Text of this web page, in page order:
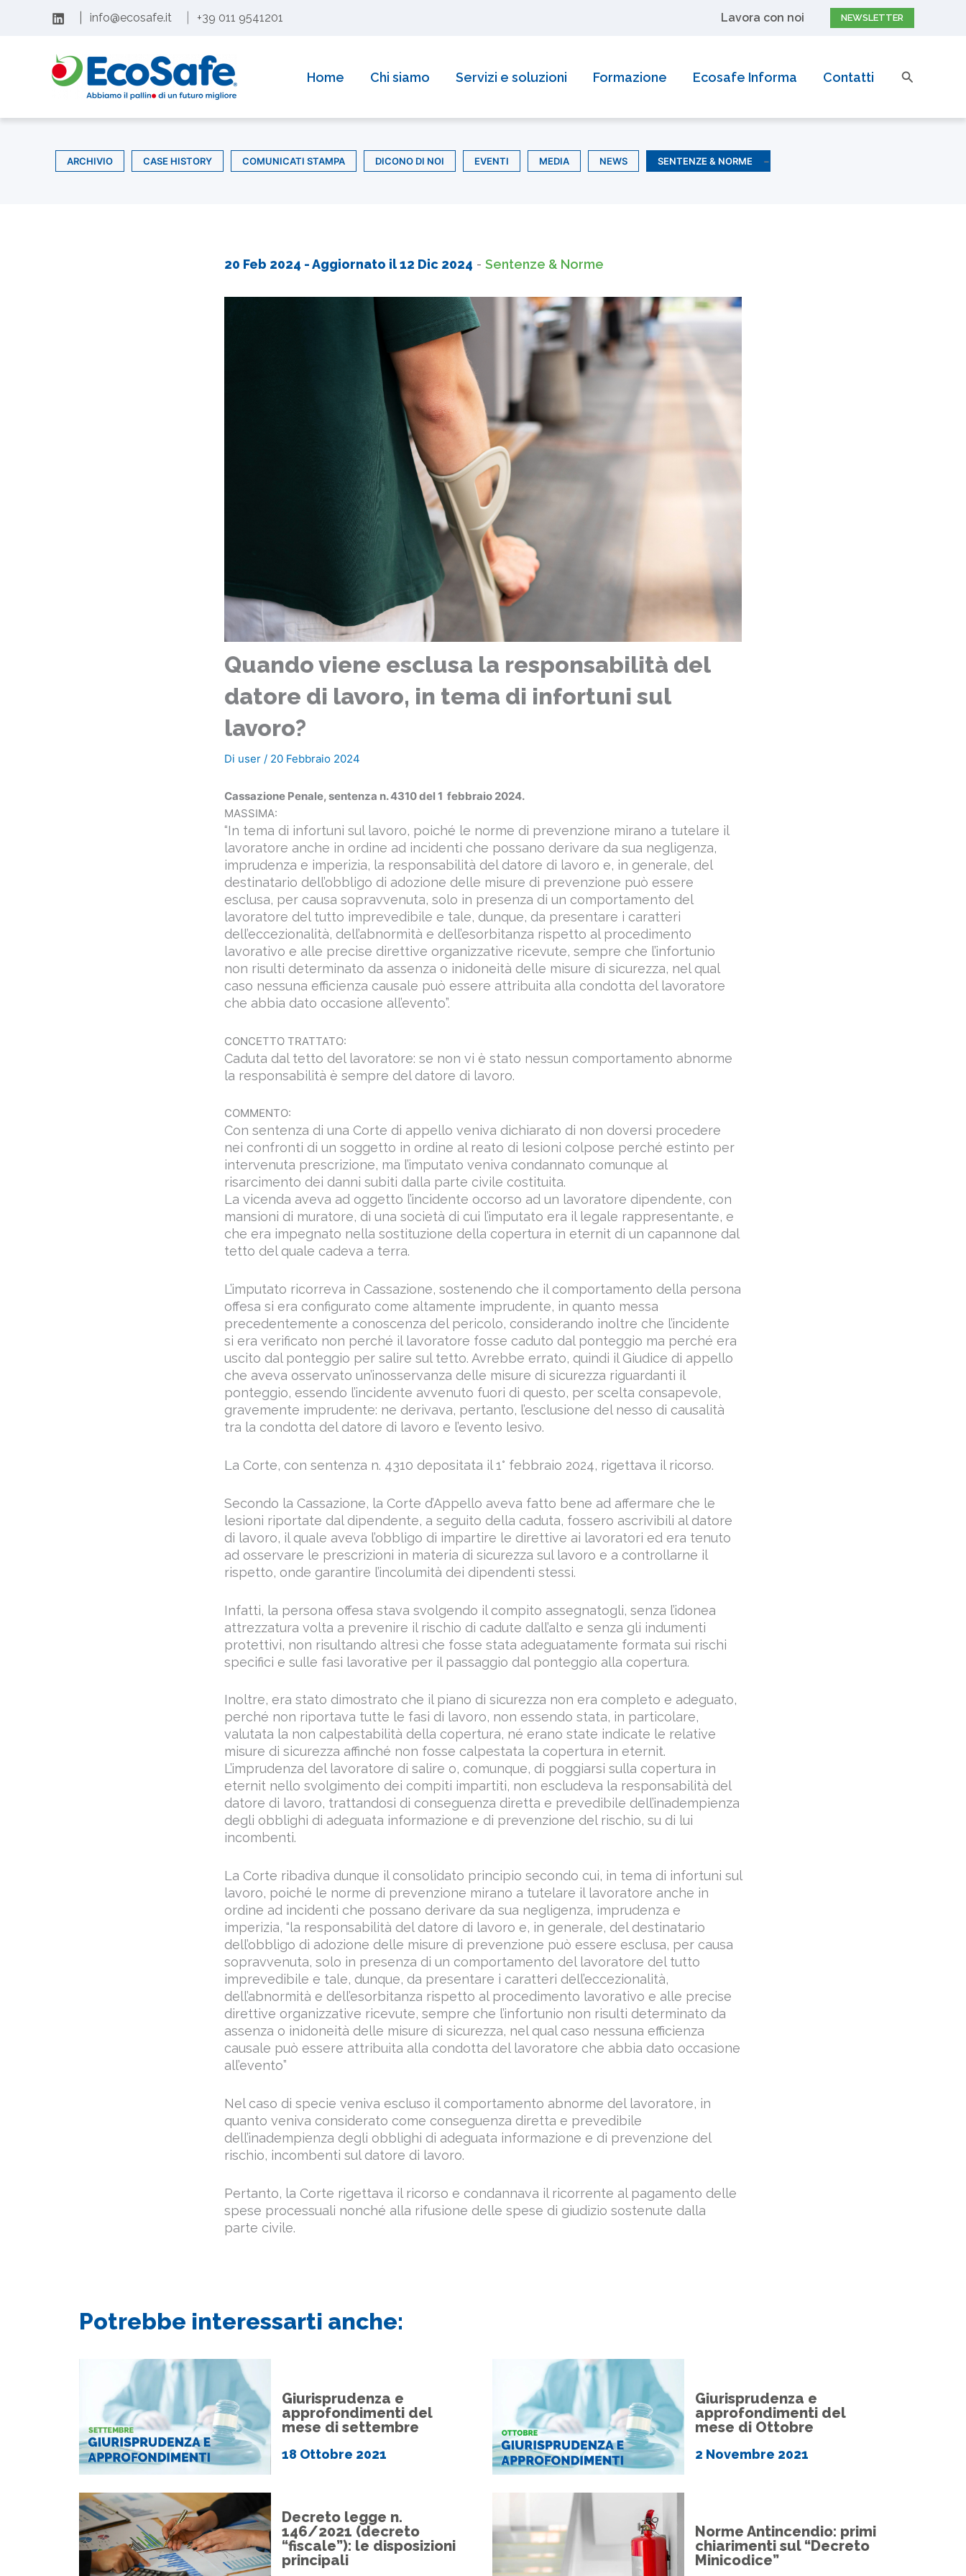
info@ecosafe.it +39 011 9541201 Lavora con noi NEWSLETTER
Home Chi siamo Servizi e soluzioni Formazione Ecosafe Informa Contatti Cerca
ARCHIVIO CASE HISTORY COMUNICATI STAMPA DICONO DI NOI EVENTI MEDIA NEWS SENTENZE & NORME
20 Feb 2024 - Aggiornato il12 Dic 2024 - Sentenze & Norme
Quando viene esclusa la responsabilità del
datore di lavoro, in tema di infortuni sul
lavoro?
Di user / 20 Febbraio 2024
Cassazione Penale, sentenza n. 4310 del 1 febbraio 2024.
MASSIMA:
“In tema di infortuni sul lavoro, poiché le norme di prevenzione mirano a tutelare il
lavoratore anche in ordine ad incidenti che possano derivare da sua negligenza,
imprudenza e imperizia, la responsabilità del datore di lavoro e, in generale, del
destinatario dell’obbligo di adozione delle misure di prevenzione può essere
esclusa, per causa sopravvenuta, solo in presenza di un comportamento del
lavoratore del tutto imprevedibile e tale, dunque, da presentare i caratteri
dell’eccezionalità, dell’abnormità e dell’esorbitanza rispetto al procedimento
lavorativo e alle precise direttive organizzative ricevute, sempre che l’infortunio
non risulti determinato da assenza o inidoneità delle misure di sicurezza, nel qual
caso nessuna efficienza causale può essere attribuita alla condotta del lavoratore
che abbia dato occasione all’evento”.
CONCETTO TRATTATO:
Caduta dal tetto del lavoratore: se non vi è stato nessun comportamento abnorme
la responsabilità è sempre del datore di lavoro.
COMMENTO:
Con sentenza di una Corte di appello veniva dichiarato di non doversi procedere
nei confronti di un soggetto in ordine al reato di lesioni colpose perché estinto per
intervenuta prescrizione, ma l’imputato veniva condannato comunque al
risarcimento dei danni subiti dalla parte civile costituita.
La vicenda aveva ad oggetto l’incidente occorso ad un lavoratore dipendente, con
mansioni di muratore, di una società di cui l’imputato era il legale rappresentante, e
che era impegnato nella sostituzione della copertura in eternit di un capannone dal
tetto del quale cadeva a terra.
L’imputato ricorreva in Cassazione, sostenendo che il comportamento della persona
offesa si era configurato come altamente imprudente, in quanto messa
precedentemente a conoscenza del pericolo, considerando inoltre che l’incidente
si era verificato non perché il lavoratore fosse caduto dal ponteggio ma perché era
uscito dal ponteggio per salire sul tetto. Avrebbe errato, quindi il Giudice di appello
che aveva osservato un’inosservanza delle misure di sicurezza riguardanti il
ponteggio, essendo l’incidente avvenuto fuori di questo, per scelta consapevole,
gravemente imprudente: ne derivava, pertanto, l’esclusione del nesso di causalità
tra la condotta del datore di lavoro e l’evento lesivo.
La Corte, con sentenza n. 4310 depositata il 1° febbraio 2024, rigettava il ricorso.
Secondo la Cassazione, la Corte d’Appello aveva fatto bene ad affermare che le
lesioni riportate dal dipendente, a seguito della caduta, fossero ascrivibili al datore
di lavoro, il quale aveva l’obbligo di impartire le direttive ai lavoratori ed era tenuto
ad osservare le prescrizioni in materia di sicurezza sul lavoro e a controllarne il
rispetto, onde garantire l’incolumità dei dipendenti stessi.
Infatti, la persona offesa stava svolgendo il compito assegnatogli, senza l’idonea
attrezzatura volta a prevenire il rischio di cadute dall’alto e senza gli indumenti
protettivi, non risultando altresì che fosse stata adeguatamente formata sui rischi
specifici e sulle fasi lavorative per il passaggio dal ponteggio alla copertura.
Inoltre, era stato dimostrato che il piano di sicurezza non era completo e adeguato,
perché non riportava tutte le fasi di lavoro, non essendo stata, in particolare,
valutata la non calpestabilità della copertura, né erano state indicate le relative
misure di sicurezza affinché non fosse calpestata la copertura in eternit.
L’imprudenza del lavoratore di salire o, comunque, di poggiarsi sulla copertura in
eternit nello svolgimento dei compiti impartiti, non escludeva la responsabilità del
datore di lavoro, trattandosi di conseguenza diretta e prevedibile dell’inadempienza
degli obblighi di adeguata informazione e di prevenzione del rischio, su di lui
incombenti.
La Corte ribadiva dunque il consolidato principio secondo cui, in tema di infortuni sul
lavoro, poiché le norme di prevenzione mirano a tutelare il lavoratore anche in
ordine ad incidenti che possano derivare da sua negligenza, imprudenza e
imperizia, “la responsabilità del datore di lavoro e, in generale, del destinatario
dell’obbligo di adozione delle misure di prevenzione può essere esclusa, per causa
sopravvenuta, solo in presenza di un comportamento del lavoratore del tutto
imprevedibile e tale, dunque, da presentare i caratteri dell’eccezionalità,
dell’abnormità e dell’esorbitanza rispetto al procedimento lavorativo e alle precise
direttive organizzative ricevute, sempre che l’infortunio non risulti determinato da
assenza o inidoneità delle misure di sicurezza, nel qual caso nessuna efficienza
causale può essere attribuita alla condotta del lavoratore che abbia dato occasione
all’evento”
Nel caso di specie veniva escluso il comportamento abnorme del lavoratore, in
quanto veniva considerato come conseguenza diretta e prevedibile
dell’inadempienza degli obblighi di adeguata informazione e di prevenzione del
rischio, incombenti sul datore di lavoro.
Pertanto, la Corte rigettava il ricorso e condannava il ricorrente al pagamento delle
spese processuali nonché alla rifusione delle spese di giudizio sostenute dalla
parte civile.
Potrebbe interessarti anche:
Giurisprudenza e
approfondimenti del
mese di settembre
18 Ottobre 2021
Giurisprudenza e
approfondimenti del
mese di Ottobre
2 Novembre 2021
Decreto legge n.
146/2021 (decreto
“fiscale”): le disposizioni
principali
Norme Antincendio: primi
chiarimenti sul “Decreto
Minicodice”